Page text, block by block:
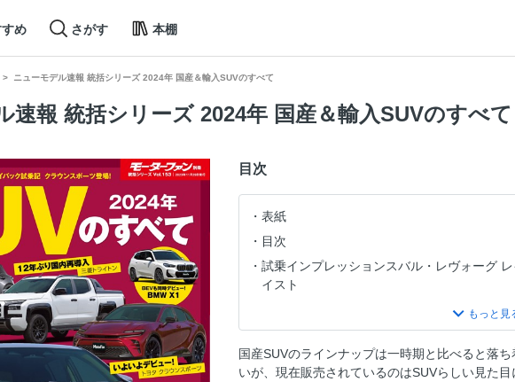
め さがす 本棚
ニューモデル速報 統括シリーズ 2024年 国産＆輸入SUVのすべて
速報 統括シリーズ 2024年 国産＆輸入SUVのすべて
目次
表紙
目次
試乗インプレッションスバル・レヴォーグ
イスト
COMING kSOON─新着SUV大豊作！─
国産SUV
スバル・クロストレック
国産SUVのラインナップは一時期と比べると落
いが、現在販売されているのはSUVらしい見た